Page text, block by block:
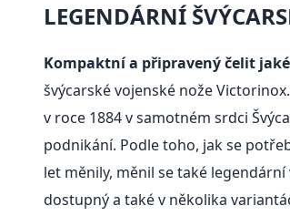
LEGENDÁRNÍ
Kompaktní a připravený čelit
švýcarské vojenské nože
v roce 1884 v samotném srdci
podnikání. Podle toho, jak se
let měnily, měnil se také
dostupný a také v několika